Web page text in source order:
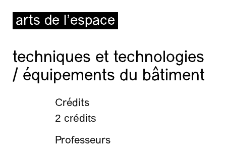
arts de l’espace
techniques et technologies
/ équipements du bâtiment
Crédits
2 crédits
Professeurs